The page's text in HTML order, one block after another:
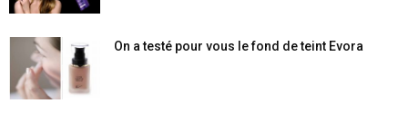
On a testé pour vous le fond de teint Evora